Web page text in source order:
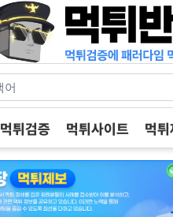
먹튀검증 먹튀사이트 먹